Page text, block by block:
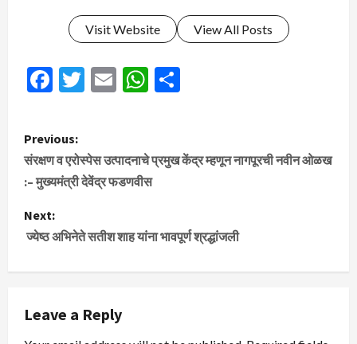
Visit Website View All Posts
Facebook
Twitter
EmailWhatsApp
P
o
t
n
v
Previous:
संरक्षण व एरोस्पेस उत्पादनाचे प्रमुख केंद्र म्हणून नागपूरची नवीन ओळख
:– मुख्यमंत्री देवेंद्र फडणवीस
Next:
ज्येष्ठ अभिनेते सतीश शाह यांना भावपूर्ण श्रद्धांजली
Leave a Reply